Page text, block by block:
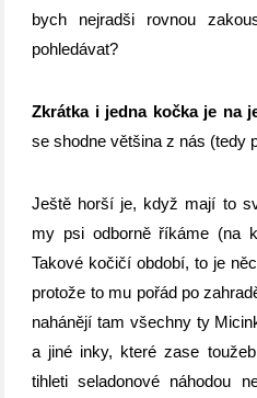
bych nejradši rovnou
pohledávat?
Zkrátka i jedna kočka je na
se shodne většina z nás (tedy
Ještě horší je, když mají to
my psi odborně říkáme (na
Takové kočičí období, to je
protože to mu pořád po
nahánějí tam všechny ty
a jiné inky, které zase
tihleti seladonové náhodou